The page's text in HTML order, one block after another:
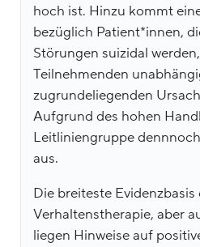
hoch ist. Hinzu kommt
bezüglich Patient*innen,
Störungen suizidal
Teilnehmenden
zugrundeliegenden
Aufgrund des hohen
Leitliniengruppe
aus.
Die breiteste
Verhaltenstherapie, aber
liegen Hinweise auf